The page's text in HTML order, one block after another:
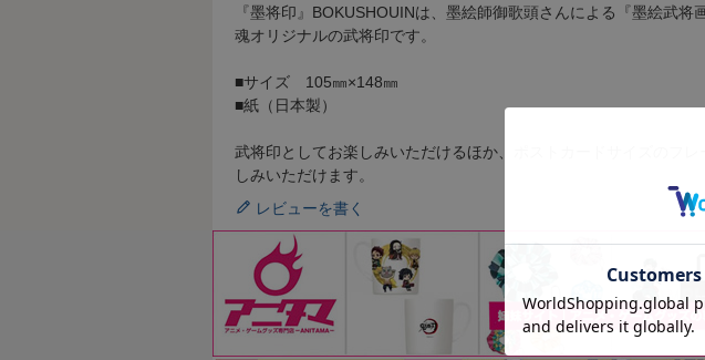
『墨将印』BOKUSHOUINは、墨絵師御歌頭さんによる『墨絵武将
魂オリジナルの武将印です。
■サイズ 105㎜×148㎜
■紙（日本製）
武将印としてお楽しみいただけるほか、ポストカードサイズのフレ
しみいただけます。
レビューを書く